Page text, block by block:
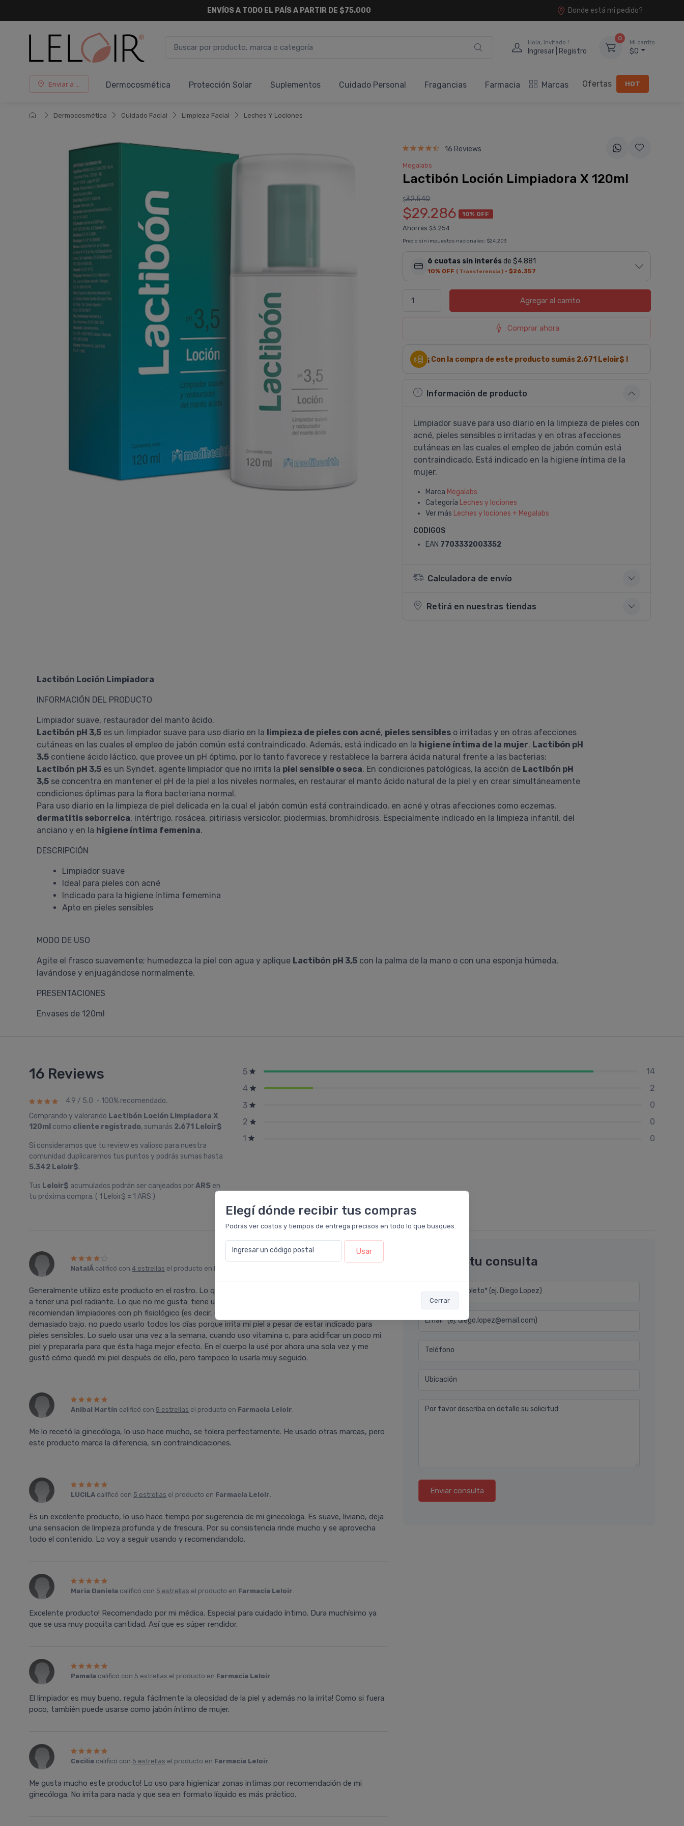
Elegí dónde recibir tus compras
Podrás ver costos y tiempos de entrega precisos en todo lo que busques.
Ingresar un código postal Usar
Cerrar
Donde está mi pedido?
Hola, invitado !
Ingresar | Registro
0
Mi carrito
$0
Enviar a ... Dermocosmética Protección Solar Suplementos Cuidado Personal Fragancias Farmacia Marcas Ofertas HOT
Dermocosmética Cuidado Facial Limpieza Facial Leches Y Lociones
16 Reviews
Megalabs
Lactibón Loción Limpiadora X 120ml
$32.540
$29.286 10% OFF
Ahorrás $3.254
Precio sin impuestos nacionales: $24.203
6 cuotas sin interésde $4.881
10% OFF ( Transferencia )· $26.357
Agregaral carrito
Comprar ahora
¡ Con la compra de este producto sumás 2.671 Leloir$ !
Información de producto
Limpiador suave para uso diario en la limpieza de pieles con
acné, pieles sensibles o irritadas y en otras afecciones
cutáneas en las cuales el empleo de jabón común está
contraindicado. Está indicado en la higiene í­ntima de la
mujer.
Marca Megalabs
Categoría Leches y lociones
Ver más Leches y lociones + Megalabs
CODIGOS
EAN 7703332003352
Calculadora de envío
Retirá en nuestras tiendas
Lactibón Loción Limpiadora
INFORMACIÓN DEL PRODUCTO
Limpiador suave, restaurador del manto ácido.
Lactibón pH 3,5 es un limpiador suave para uso diario en la limpieza de pieles con acné, pieles sensibles o irritadas y en otras afecciones
cutáneas en las cuales el empleo de jabón común está contraindicado. Además, está indicado en la higiene íntima de la mujer. Lactibón pH
3,5 contiene ácido láctico, que provee un pH óptimo, por lo tanto favorece y restablece la barrera ácida natural frente a las bacterias;
Lactibón pH 3,5 es un Syndet, agente limpiador que no irrita la piel sensible o seca. En condiciones patológicas, la acción de Lactibón pH
3,5 se concentra en mantener el pH de la piel a los niveles normales, en restaurar el manto ácido natural de la piel y en crear simultáneamente
condiciones óptimas para la flora bacteriana normal.
Para uso diario en la limpieza de piel delicada en la cual el jabón común está contraindicado, en acné y otras afecciones como eczemas,
dermatitis seborreica, intértrigo, rosácea, pitiriasis versicolor, piodermias, bromhidrosis. Especialmente indicado en la limpieza infantil, del
anciano y en la higiene íntima femenina.
DESCRIPCIÓN
Limpiador suave
Ideal para pieles con acné
Indicado para la higiene íntima fememina
Apto en pieles sensibles
MODO DE USO
Agite el frasco suavemente; humedezca la piel con agua y aplique Lactibón pH 3,5 con la palma de la mano o con una esponja húmeda,
lavándose y enjuagándose normalmente.
PRESENTACIONES
Envases de 120ml
16 Reviews
4.9 / 5.0 - 100% recomendado.
Comprando y valorando Lactibón Loción Limpiadora X
120ml como cliente registrado, sumarás 2.671 Leloir$
Si consideramos que tu review es valioso para nuestra
comunidad duplicaremos tus puntos y podrás sumas hasta
5.342 Leloir$.
Tus Leloir$ acumulados podrán ser canjeados porARS en
tu próxima compra. ( 1 Leloir$ = 1 ARS )
5
14
4
2
3
0
2
0
1
0
NatalÃ­ calificó con 4 estrellas el producto en Farmacia Leloir
Generalmente utilizo este producto en el rostro. Lo que me gusta: contiene ácido láctico, el cual ayuda
a tener una piel radiante. Lo que no me gusta: tiene un ph demasiado bajo cuando los dermatólogos
recomiendan limpiadores con ph fisiológico (es decir, el mismo ph que la piel). Como su ph es
demasiado bajo, no puedo usarlo todos los dí­as porque irrita mi piel a pesar de estar indicado para
pieles sensibles. Lo suelo usar una vez a la semana, cuando uso vitamina c, para acidificar un poco mi
piel y prepararla para que ésta haga mejor efecto. En el cuerpo la usé por ahora una sola vez y me
gustó cómo quedó mi piel después de ello, pero tampoco lo usarí­a muy seguido.
Anibal Martín calificó con 5 estrellas el producto en Farmacia Leloir.
Me lo recetó la ginecóloga, lo uso hace mucho, se tolera perfectamente. He usado otras marcas, pero
este producto marca la diferencia, sin contraindicaciones.
LUCILA calificó con 5 estrellas el producto en Farmacia Leloir.
Es un excelente producto, lo uso hace tiempo por sugerencia de mi ginecologa. Es suave, liviano, deja
una sensacion de limpieza profunda y de frescura. Por su consistencia rinde mucho y se aprovecha
todo el contenido. Lo voy a seguir usando y recomendandolo.
Maria Daniela calificó con 5 estrellas el producto en Farmacia Leloir.
Excelente producto! Recomendado por mi médica. Especial para cuidado íntimo. Dura muchísimo ya
que se usa muy poquita cantidad. Así que es súper rendidor.
Pamela calificó con 5 estrellas el producto en Farmacia Leloir.
El limpiador es muy bueno, regula fácilmente la oleosidad de la piel y además no la irrita! Como si fuera
poco, también puede usarse como jabón íntimo de mujer.
Cecilia calificó con 5 estrellas el producto en Farmacia Leloir.
Me gusta mucho este producto! Lo uso para higienizar zonas intimas por recomendación de mi
ginecóloga. No irrita para nada y que sea en formato líquido es más práctico.
Déjanos tu consulta
Nombre completo* (ej. Diego Lopez)
Email* (ej. diego.lopez@email.com)
Teléfono
Ubicación
Por favor describa en detalle su solicitud
Enviar consulta